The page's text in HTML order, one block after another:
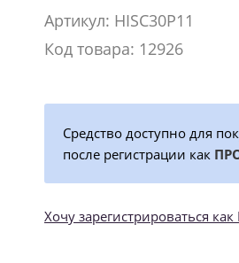
Артикул: HISC30P11
Код товара: 12926
Средство доступно для
после регистрации как
Хочу зарегистрироваться